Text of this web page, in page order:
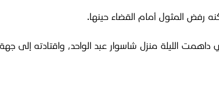
داهمت الليلة منزل شاسوار عبد الواحد، واقتادته